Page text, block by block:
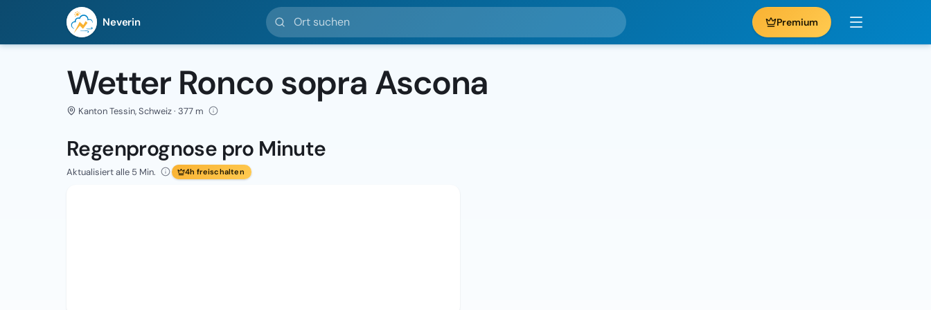
Neverin
Ort suchen
Premium
Wetter Ronco sopra Ascona
Kanton Tessin, Schweiz · 377 m
Regenprognose pro Minute
Aktualisiert alle 5 Min. 4h freischalten